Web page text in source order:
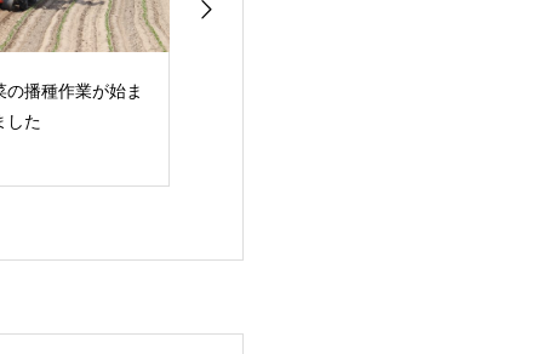
の播種作業が始ま
した